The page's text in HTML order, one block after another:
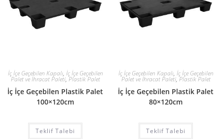
İç İçe Geçebilen Kapalı, İç İçe Geçebilen
Palet ve İhracat Paleti,Plastik Palet
İç İçe Geçebilen Plastik Palet
100×120cm
Teklif Talebi
İç İçe Geçebilen Kapalı, İç İçe Geçebilen
Palet ve İhracat Paleti,Plastik Palet
İç İçe Geçebilen Plastik Palet
80×120cm
Teklif Talebi